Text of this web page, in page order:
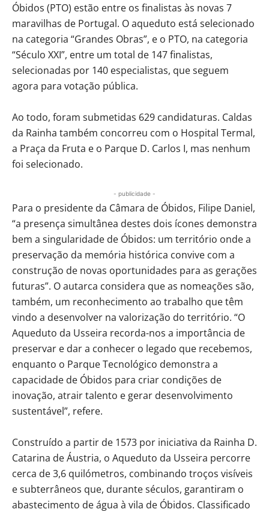
Óbidos (PTO) estão entre os finalistas às novas 7
maravilhas de Portugal. O aqueduto está selecionado
na categoria “Grandes Obras”, e o PTO, na categoria
“Século XXI”, entre um total de 147 finalistas,
selecionadas por 140 especialistas, que seguem
agora para votação pública.
Ao todo, foram submetidas 629 candidaturas. Caldas
da Rainha também concorreu com o Hospital Termal,
a Praça da Fruta e o Parque D. Carlos I, mas nenhum
foi selecionado.
- publicidade -
Para o presidente da Câmara de Óbidos, Filipe Daniel,
“a presença simultânea destes dois ícones demonstra
bem a singularidade de Óbidos: um território onde a
preservação da memória histórica convive com a
construção de novas oportunidades para as gerações
futuras”. O autarca considera que as nomeações são,
também, um reconhecimento ao trabalho que têm
vindo a desenvolver na valorização do território. “O
Aqueduto da Usseira recorda-nos a importância de
preservar e dar a conhecer o legado que recebemos,
enquanto o Parque Tecnológico demonstra a
capacidade de Óbidos para criar condições de
inovação, atrair talento e gerar desenvolvimento
sustentável”, refere.
Construído a partir de 1573 por iniciativa da Rainha D.
Catarina de Áustria, o Aqueduto da Usseira percorre
cerca de 3,6 quilómetros, combinando troços visíveis
e subterrâneos que, durante séculos, garantiram o
abastecimento de água à vila de Óbidos. Classificado